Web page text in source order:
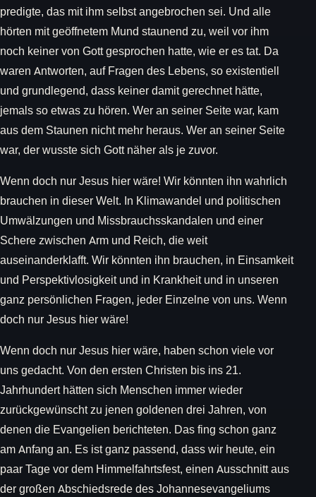
predigte, das mit ihm selbst angebrochen sei. Und alle
hörten mit geöffnetem Mund staunend zu, weil vor ihm
noch keiner von Gott gesprochen hatte, wie er es tat. Da
waren Antworten, auf Fragen des Lebens, so existentiell
und grundlegend, dass keiner damit gerechnet hätte,
jemals so etwas zu hören. Wer an seiner Seite war, kam
aus dem Staunen nicht mehr heraus. Wer an seiner Seite
war, der wusste sich Gott näher als je zuvor.
Wenn doch nur Jesus hier wäre! Wir könnten ihn wahrlich
brauchen in dieser Welt. In Klimawandel und politischen
Umwälzungen und Missbrauchsskandalen und einer
Schere zwischen Arm und Reich, die weit
auseinanderklafft. Wir könnten ihn brauchen, in Einsamkeit
und Perspektivlosigkeit und in Krankheit und in unseren
ganz persönlichen Fragen, jeder Einzelne von uns. Wenn
doch nur Jesus hier wäre!
Wenn doch nur Jesus hier wäre, haben schon viele vor
uns gedacht. Von den ersten Christen bis ins 21.
Jahrhundert hätten sich Menschen immer wieder
zurückgewünscht zu jenen goldenen drei Jahren, von
denen die Evangelien berichteten. Das fing schon ganz
am Anfang an. Es ist ganz passend, dass wir heute, ein
paar Tage vor dem Himmelfahrtsfest, einen Ausschnitt aus
der großen Abschiedsrede des Johannesevangeliums